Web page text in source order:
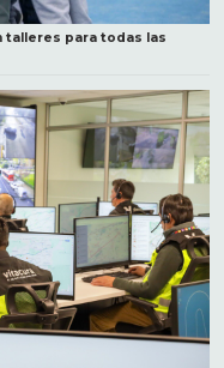
talleres para todas las